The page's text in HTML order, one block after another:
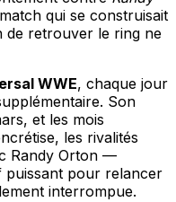
qui se construisait
de retrouver le ring ne
WWE, chaque jour
Son
et les mois
les rivalités
Randy Orton —
pour relancer
interrompue.